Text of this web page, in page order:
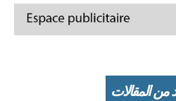
من المقالات